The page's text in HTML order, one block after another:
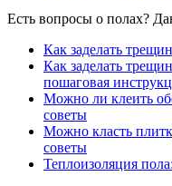
Есть вопросы о полах?
Как заделать
Как заделать
пошаговая
Можно ли клеить
советы
Можно класть
советы
Теплоизоляция